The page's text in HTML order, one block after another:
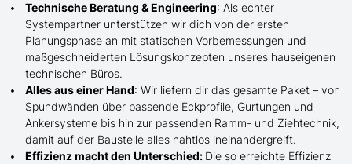
Technische Beratung & Engineering: Als echter
Systempartner unterstützen wir dich von der ersten
Planungsphase an mit statischen Vorbemessungen und
maßgeschneiderten Lösungskonzepten unseres hauseigenen
technischen Büros.
Alles aus einer Hand: Wir liefern dir das gesamte Paket – von
Spundwänden über passende Eckprofile, Gurtungen und
Ankersysteme bis hin zur passenden Ramm- und Ziehtechnik,
damit auf der Baustelle alles nahtlos ineinandergreift.
Effizienz macht den Unterschied: Die so erreichte Effizienz